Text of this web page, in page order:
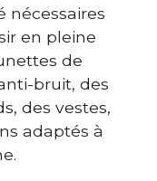
nécessaires
en pleine
de
bruit, des
des vestes,
adaptés à